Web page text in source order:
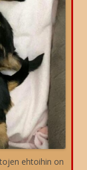
ehtoihin on